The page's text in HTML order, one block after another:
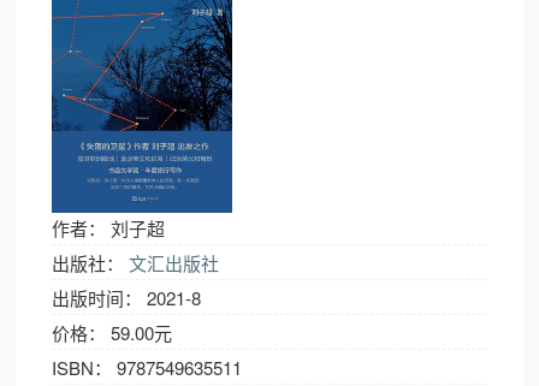
作者： 刘子超
出版社：文汇出版社
出版时间： 2021-8
价格： 59.00元
ISBN： 9787549635511